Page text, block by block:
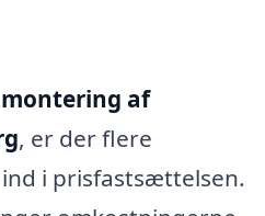
montering af
, er der flere
i prisfastsættelsen.